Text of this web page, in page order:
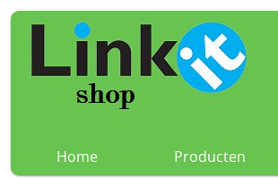
Home Producten